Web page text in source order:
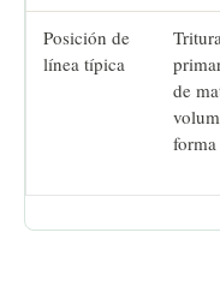
Posición de
línea típica
de